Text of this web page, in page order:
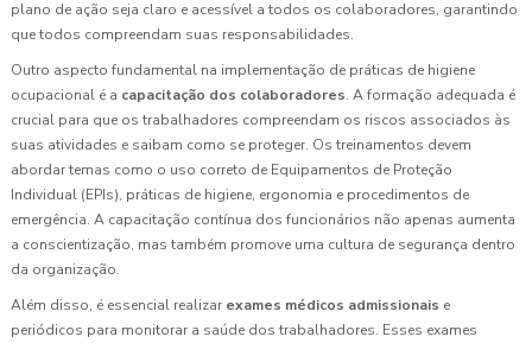
plano de ação seja claro e acessível a todos os colaboradores, garantindo
que todos compreendam suas responsabilidades.
Outro aspecto fundamental na implementação de práticas de higiene
ocupacional é a capacitação dos colaboradores. A formação adequada é
crucial para que os trabalhadores compreendam os riscos associados às
suas atividades e saibam como se proteger. Os treinamentos devem
abordar temas como o uso correto de Equipamentos de Proteção
Individual (EPIs), práticas de higiene, ergonomia e procedimentos de
emergência. A capacitação contínua dos funcionários não apenas aumenta
a conscientização, mas também promove uma cultura de segurança dentro
da organização.
Além disso, é essencial realizar exames médicos admissionais e
periódicos para monitorar a saúde dos trabalhadores. Esses exames